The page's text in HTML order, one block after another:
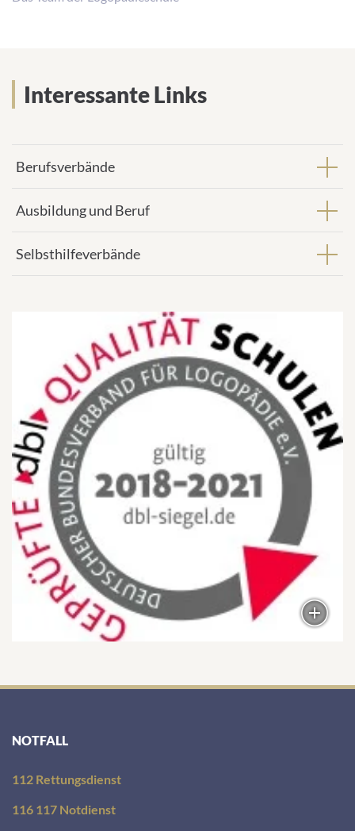
Interessante Links
Berufsverbände
Ausbildung und Beruf
Selbsthilfeverbände
NOTFALL
112 Rettungsdienst
116 117 Notdienst